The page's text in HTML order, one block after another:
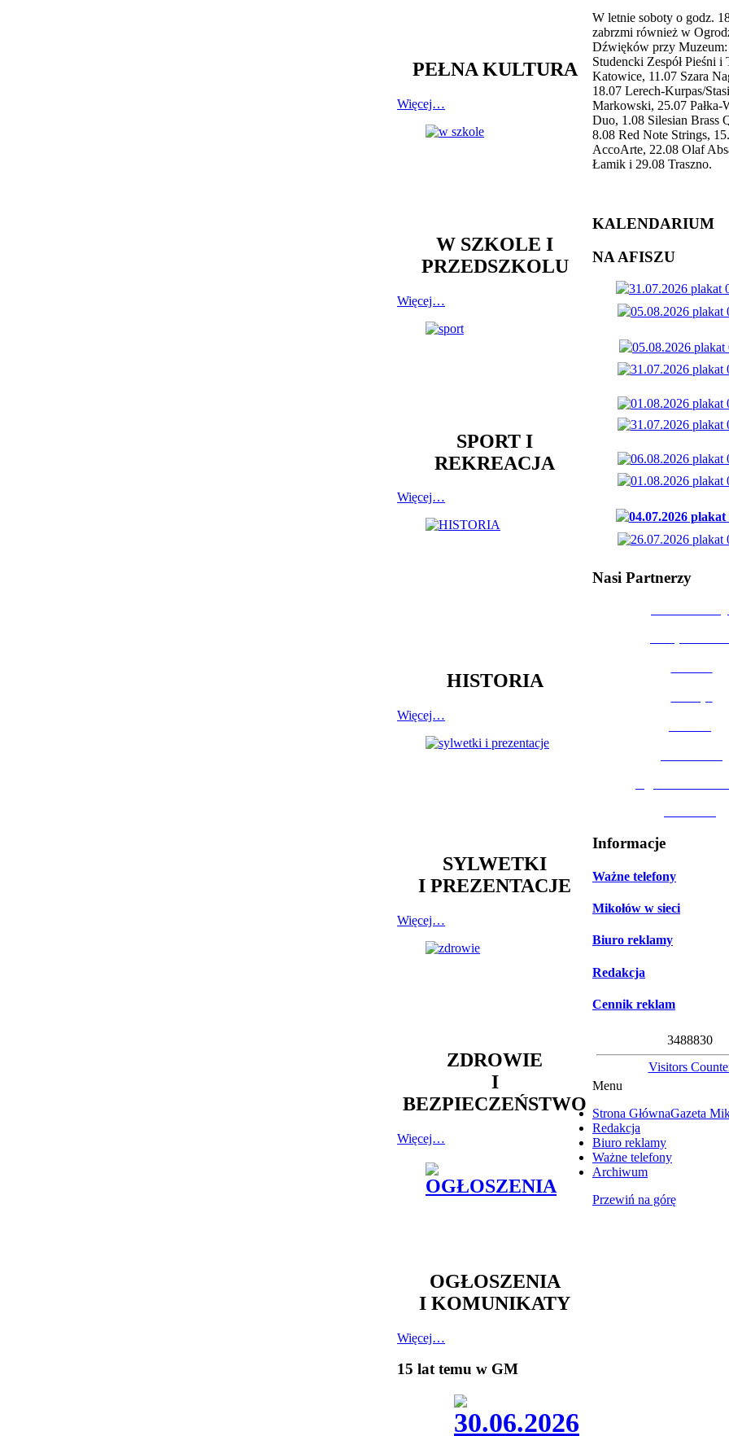
PEŁNA KULTURA
Więcej…
W SZKOLE I
PRZEDSZKOLU
Więcej…
SPORT I
REKREACJA
Więcej…
HISTORIA
Więcej…
SYLWETKI
I PREZENTACJE
Więcej…
ZDROWIE
I
BEZPIECZEŃSTWO
Więcej…
OGŁOSZENIA
I KOMUNIKATY
Więcej…
15 lat temu w GM
W letnie soboty o godz.
zabrzmi również w
Dźwięków przy
Studencki Zespół Pieśni i
Katowice, 11.07 Szara
18.07 Lerech-Kurpas/
Markowski, 25.07 Pałka-
Duo, 1.08 Silesian Brass
8.08 Red Note Strings,
AccoArte, 22.08 Olaf
Łamik i 29.08 Traszno.
KALENDARIUM
NA AFISZU
Nasi Partnerzy
Informacje
Ważne telefony
Mikołów w sieci
Biuro reklamy
Redakcja
Cennik reklam
3488830
Visitors
Menu
Strona GłównaGazeta
Redakcja
Biuro reklamy
Ważne telefony
Archiwum
Przewiń na górę